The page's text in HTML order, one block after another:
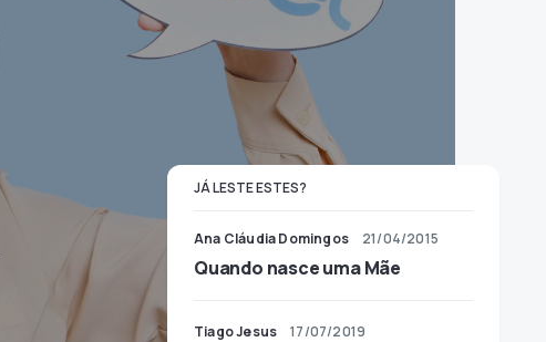
JÁ LESTE ESTES?
Ana Cláudia Domingos 21/04/2015
Quando nasce uma Mãe
Tiago Jesus 17/07/2019